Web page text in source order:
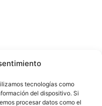
tecnologías como
del dispositivo. Si
procesar datos como el